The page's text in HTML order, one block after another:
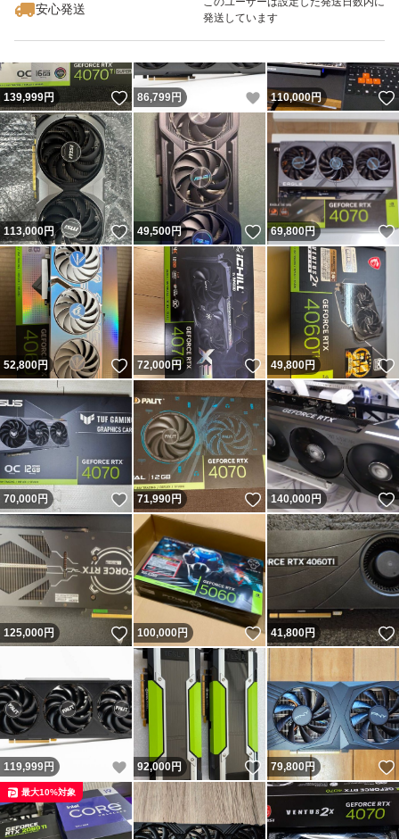
安心発送
発送しています
139,999円 いいね！
86,799円 いいね！
110,000円
113,000円 いいね！
49,500円 いいね！
69,800円
52,800円 いいね！
72,000円 いいね！
49,800円
70,000円 いいね！
71,990円 いいね！
140,000円
125,000円 いいね！
100,000円 いいね！
41,800円
119,999円 いいね！
92,000円 いいね！
79,800円
最大10%対象